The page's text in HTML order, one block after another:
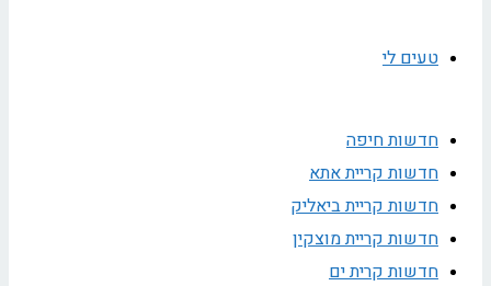
טעים לי
חדשות חיפה
חדשות קריית אתא
חדשות קריית ביאליק
חדשות קריית מוצקין
חדשות קרית ים